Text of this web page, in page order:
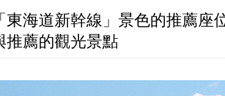
東海道新幹線」景色的推薦座
推薦的觀光景點